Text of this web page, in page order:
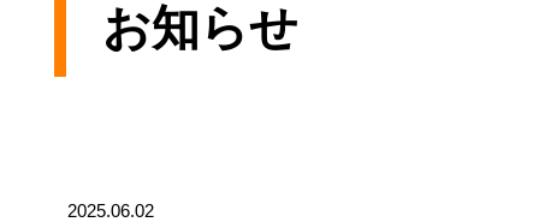
お知らせ
2025.06.02